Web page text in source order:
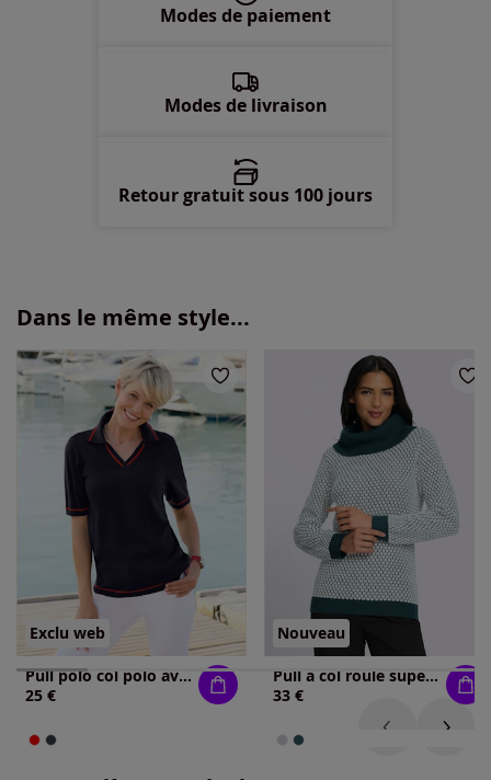
Modes de paiement
Modes de livraison
Retour gratuit sous 100 jours
Dans le même style...
Exclu web
Pull polo col polo avec encolure en v
25 €
Nouveau
Pull à col roulé superbe motif tricoté
33 €